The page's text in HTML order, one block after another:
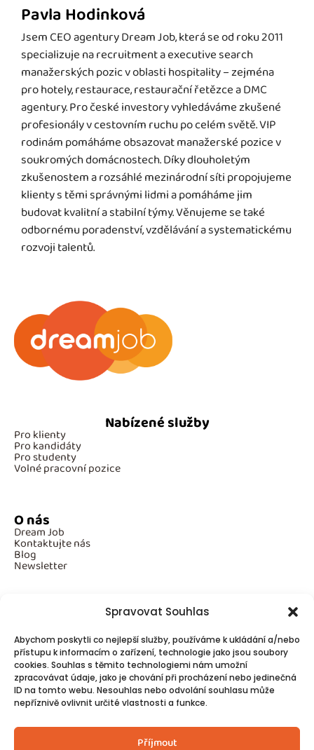
Spravovat Souhlas
Abychom poskytli co nejlepší služby, používáme k ukládání a/nebo
přístupu k informacím o zařízení, technologie jako jsou soubory
cookies. Souhlas s těmito technologiemi nám umožní
zpracovávat údaje, jako je chování při procházení nebo jedinečná
ID na tomto webu. Nesouhlas nebo odvolání souhlasu může
nepříznivě ovlivnit určité vlastnosti a funkce.
Příjmout
Pavla Hodinková
Jsem CEO agentury Dream Job, která se od roku 2011
specializuje na recruitment a executive search
manažerských pozic v oblasti hospitality – zejména
pro hotely, restaurace, restaurační řetězce a DMC
agentury. Pro české investory vyhledáváme zkušené
profesionály v cestovním ruchu po celém světě. VIP
rodinám pomáháme obsazovat manažerské pozice v
soukromých domácnostech. Díky dlouholetým
zkušenostem a rozsáhlé mezinárodní síti propojujeme
klienty s těmi správnými lidmi a pomáháme jim
budovat kvalitní a stabilní týmy. Věnujeme se také
odbornému poradenství, vzdělávání a systematickému
rozvoji talentů.
Nabízené služby
Pro klienty
Pro kandidáty
Pro studenty
Volné pracovní pozice
O nás
Dream Job
Kontaktujte nás
Blog
Newsletter
Povinné informace
GDPR
Cookies
Spojte se s námi!